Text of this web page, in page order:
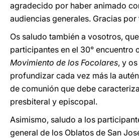
agradecido por haber animado
audiencias generales. Gracias
Os saludo también a vosotros,
participantes en el 30° encuentro
Movimiento de los Focolares, y
profundizar cada vez más la
de comunión que debe
presbiteral y episcopal.
Asimismo, saludo a los
general de los Oblatos de San